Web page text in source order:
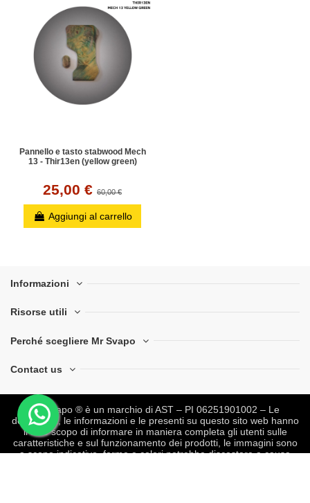
Pannello e tasto stabwood Mech
13 - Thir13en (yellow green)
25,00 €60,00 €
Aggiungi al carrello
Informazioni
Risorse utili
Perché scegliere Mr Svapo
Contact us
Mr Svapo ® è un marchio di AST – PI 06251901002 – Le
descrizioni, le informazioni e le presenti su questo sito web hanno
il solo scopo di informare in maniera completa gli utenti sulle
caratteristiche e sul funzionamento dei prodotti, le immagini sono
a scopo indicativo, forme e colori potrebbe discostare a causa